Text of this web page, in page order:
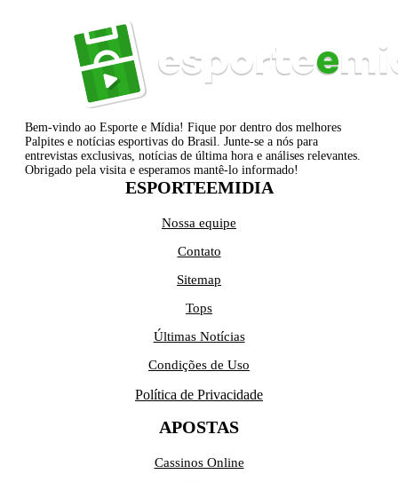
Bem-vindo ao Esporte e Mídia! Fique por dentro dos melhores
Palpites e notícias esportivas do Brasil. Junte-se a nós para
entrevistas exclusivas, notícias de última hora e análises relevantes.
Obrigado pela visita e esperamos mantê-lo informado!
ESPORTEEMIDIA
Nossa equipe
Contato
Sitemap
Tops
Últimas Notícias
Condições de Uso
Política de Privacidade
APOSTAS
Cassinos Online